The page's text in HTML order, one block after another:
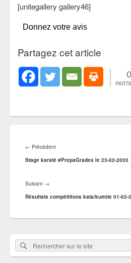
[unitegallery gallery46]
Donnez votre avis
Partagez cet article
0
de
l’article
← PrécédentArticle
précédent :
Stage karaté #PrepaGrades le 23-02-2020
Suivant →
suivant :
Résultats compétitions kata/kumite 01-02-
Zone
principale
de
Rechercher :
Rechercher
sur